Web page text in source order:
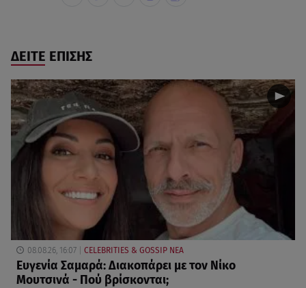
ΔΕΙΤΕ ΕΠΙΣΗΣ
08.08.26, 16:07 CELEBRITIES & GOSSIP ΝΕΑ
Ευγενία Σαμαρά: Διακοπάρει με τον Νίκο
Μουτσινά - Πού βρίσκονται;